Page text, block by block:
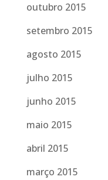
outubro 2015
setembro 2015
agosto 2015
julho 2015
junho 2015
maio 2015
abril 2015
março 2015